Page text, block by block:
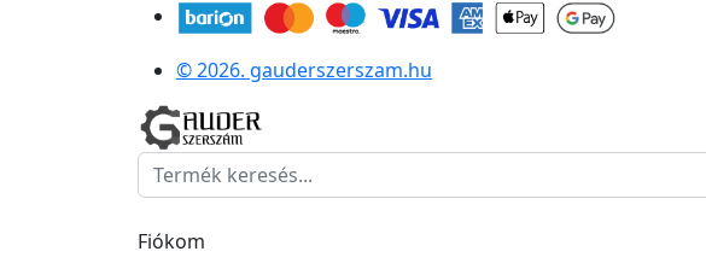
© 2026. gauderszerszam.hu
Fiókom